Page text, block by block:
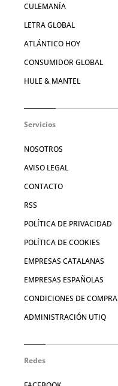
CULEMANÍA
LETRA GLOBAL
ATLÁNTICO HOY
CONSUMIDOR GLOBAL
HULE & MANTEL
Servicios
NOSOTROS
AVISO LEGAL
CONTACTO
RSS
POLÍTICA DE PRIVACIDAD
POLÍTICA DE COOKIES
EMPRESAS CATALANAS
EMPRESAS ESPAÑOLAS
CONDICIONES DE COMPRA
ADMINISTRACIÓN UTIQ
Redes